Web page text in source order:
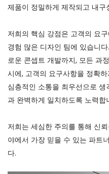
제품이 정밀하게 제작되고 내
저희의 핵심 강점은 고객의 요
경험 많은 디자인 팀에 있습니
로운 콘셉트 개발까지, 모든 과
시에, 고객의 요구사항을 정확
심층적인 소통을 최우선으로
과 완벽하게 일치하도록 노력합
저희는 세심한 주의를 통해 신
야에서 가장 믿을 수 있는 파트
다.